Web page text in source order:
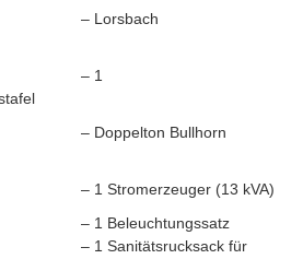
Bullhorn
(13 kVA)
für